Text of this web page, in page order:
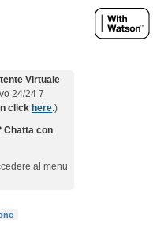
Virtuale
24/24 7
click here.)
Chatta con
al menu